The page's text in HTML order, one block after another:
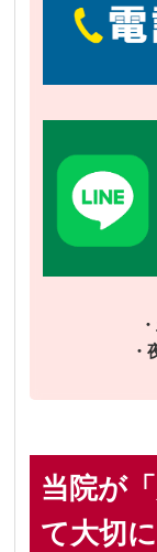
・
当院が
て大切